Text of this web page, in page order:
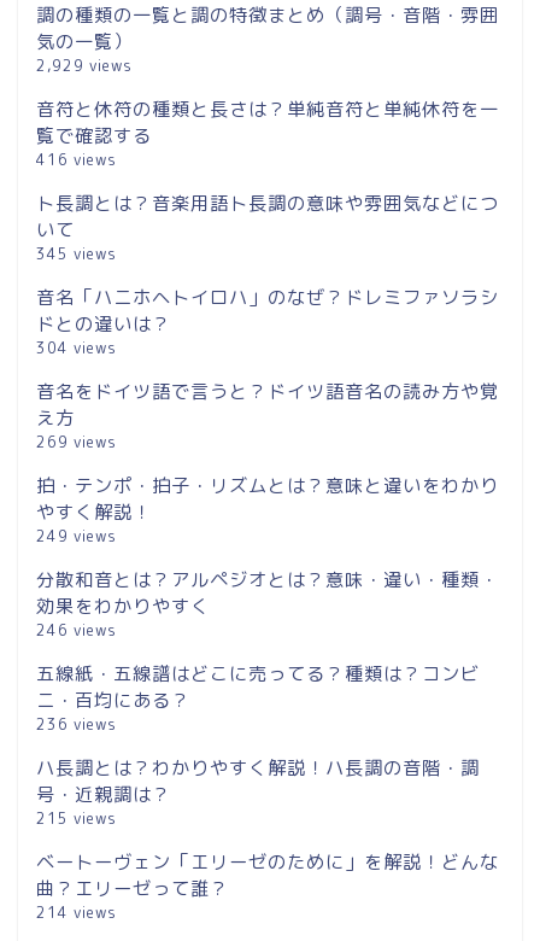
調の種類の一覧と調の特徴まとめ（調号・音階・雰囲
気の一覧）
2,929 views
音符と休符の種類と長さは？単純音符と単純休符を一
覧で確認する
416 views
ト長調とは？音楽用語ト長調の意味や雰囲気などにつ
いて
345 views
音名「ハニホヘトイロハ」のなぜ？ドレミファソラシ
ドとの違いは？
304 views
音名をドイツ語で言うと？ドイツ語音名の読み方や覚
え方
269 views
拍・テンポ・拍子・リズムとは？意味と違いをわかり
やすく解説！
249 views
分散和音とは？アルペジオとは？意味・違い・種類・
効果をわかりやすく
246 views
五線紙・五線譜はどこに売ってる？種類は？コンビ
ニ・百均にある？
236 views
ハ長調とは？わかりやすく解説！ハ長調の音階・調
号・近親調は？
215 views
ベートーヴェン「エリーゼのために」を解説！どんな
曲？エリーゼって誰？
214 views